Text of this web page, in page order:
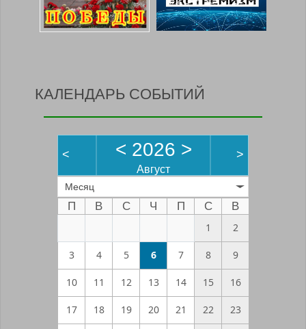
КАЛЕНДАРЬ СОБЫТИЙ
< < 2026 >
Август
>
Месяц
П В С Ч П С
В
1
2
3 4 5 6 7 8 9
10 11 12 13 14 15 16
17 18 19 20 21 22 23